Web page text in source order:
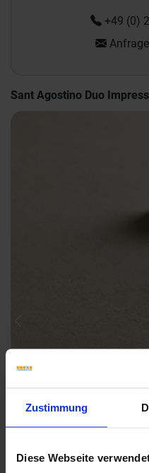
Zustimmung
Diese Webseite
+49 (0)
Sant Agostino Duo
Previous